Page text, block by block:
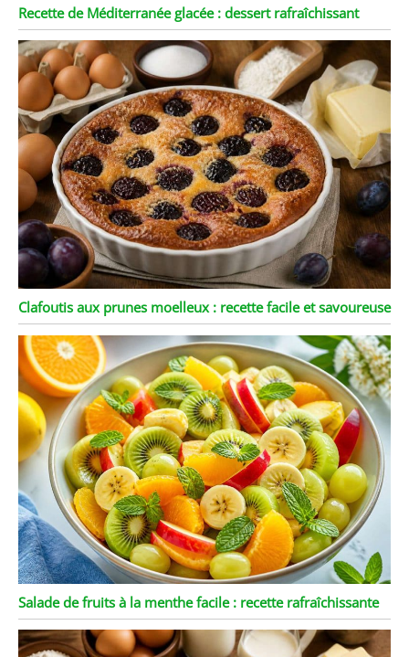
Recette de Méditerranée glacée : dessert rafraîchissant
Clafoutis aux prunes moelleux : recette facile et savoureuse
Salade de fruits à la menthe facile : recette rafraîchissante